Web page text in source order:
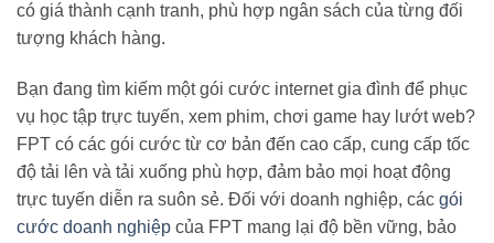
có giá thành cạnh tranh, phù hợp ngân sách của từng đối
tượng khách hàng.
Bạn đang tìm kiếm một gói cước internet gia đình để phục
vụ học tập trực tuyến, xem phim, chơi game hay lướt web?
FPT có các gói cước từ cơ bản đến cao cấp, cung cấp tốc
độ tải lên và tải xuống phù hợp, đảm bảo mọi hoạt động
trực tuyến diễn ra suôn sẻ. Đối với doanh nghiệp, các gói
cước doanh nghiệp của FPT mang lại độ bền vững, bảo